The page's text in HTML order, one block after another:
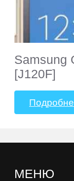
Samsung
[J120F]
МЕНЮ
Acer
Alcatel